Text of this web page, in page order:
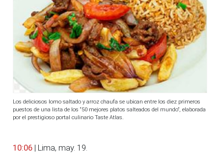
Los deliciosos lomo saltado y arroz chaufa se ubican entre los diez primeros
puestos de una lista de los “50 mejores platos salteados del mundo”, elaborada
por el prestigioso portal culinario Taste Atlas.
10:06 | Lima, may. 19.